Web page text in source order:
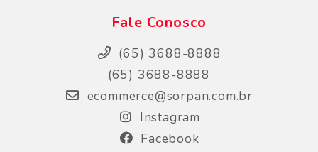
Fale Conosco
(65) 3688-8888
(65) 3688-8888
ecommerce@sorpan.com.br
Instagram
Facebook